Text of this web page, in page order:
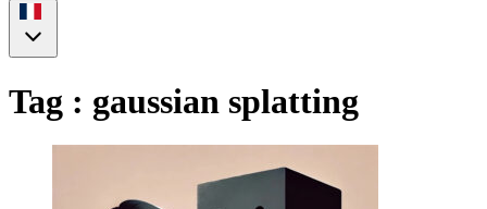
Tag : gaussian splatting